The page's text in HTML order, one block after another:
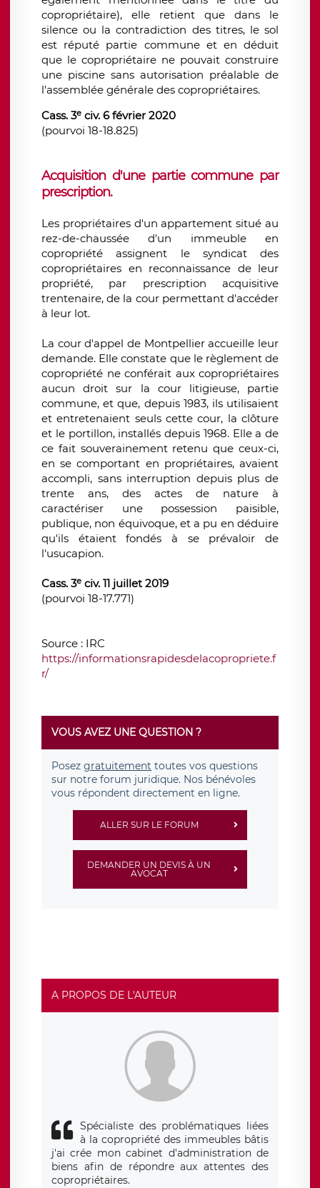
copropriétaire), elle retient que dans le
silence ou la contradiction des titres, le sol
est réputé partie commune et en déduit
que le copropriétaire ne pouvait construire
une piscine sans autorisation préalable de
l'assemblée générale des copropriétaires.
Cass. 3e civ. 6 février 2020
(pourvoi 18-18.825)
Acquisition d'une partie commune par
prescription.
Les propriétaires d'un appartement situé au
rez-de-chaussée d'un immeuble en
copropriété assignent le syndicat des
copropriétaires en reconnaissance de leur
propriété, par prescription acquisitive
trentenaire, de la cour permettant d'accéder
à leur lot.
La cour d'appel de Montpellier accueille leur
demande. Elle constate que le règlement de
copropriété ne conférait aux copropriétaires
aucun droit sur la cour litigieuse, partie
commune, et que, depuis 1983, ils utilisaient
et entretenaient seuls cette cour, la clôture
et le portillon, installés depuis 1968. Elle a de
ce fait souverainement retenu que ceux-ci,
en se comportant en propriétaires, avaient
accompli, sans interruption depuis plus de
trente ans, des actes de nature à
caractériser une possession paisible,
publique, non équivoque, et a pu en déduire
qu'ils étaient fondés à se prévaloir de
l'usucapion.
Cass. 3e civ. 11 juillet 2019
(pourvoi 18-17.771)
Source : IRC
https://informationsrapidesdelacopropriete.f
r/
VOUS AVEZ UNE QUESTION ?
Posez gratuitement toutes vos questions
sur notre forum juridique. Nos bénévoles
vous répondent directement en ligne.
ALLER SUR LE FORUM
DEMANDER UN DEVIS À UN
AVOCAT
A PROPOS DE L'AUTEUR
Spécialiste des problématiques liées
à la copropriété des immeubles bâtis
j'ai crée mon cabinet d'administration de
biens afin de répondre aux attentes des
copropriétaires.